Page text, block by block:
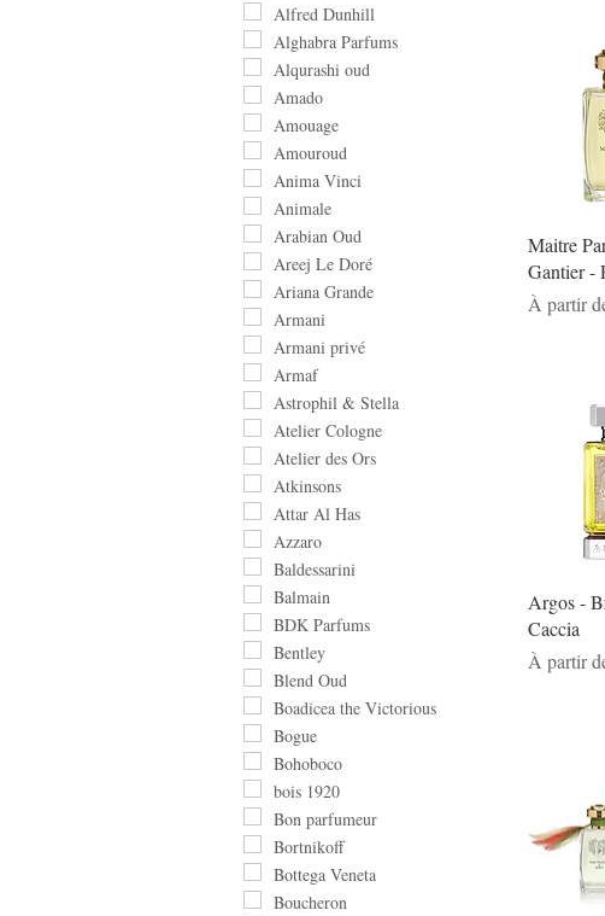
Alfred Dunhill
Alghabra Parfums
Alqurashi oud
Amado
Amouage
Amouroud
Anima Vinci
Animale
Arabian Oud
Areej Le Doré
Ariana Grande
Armani
Armani privé
Armaf
Astrophil & Stella
Atelier Cologne
Atelier des Ors
Atkinsons
Attar Al Has
Azzaro
Baldessarini
Balmain
BDK Parfums
Bentley
Blend Oud
Boadicea the Victorious
Bogue
Bohoboco
bois 1920
Bon parfumeur
Bortnikoff
Bottega Veneta
Boucheron
Maitre
Gantier -
À partir
Prix
Argos -
Caccia
À partir
Prix